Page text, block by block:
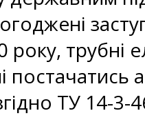
року, трубні
ТУ 14-3-